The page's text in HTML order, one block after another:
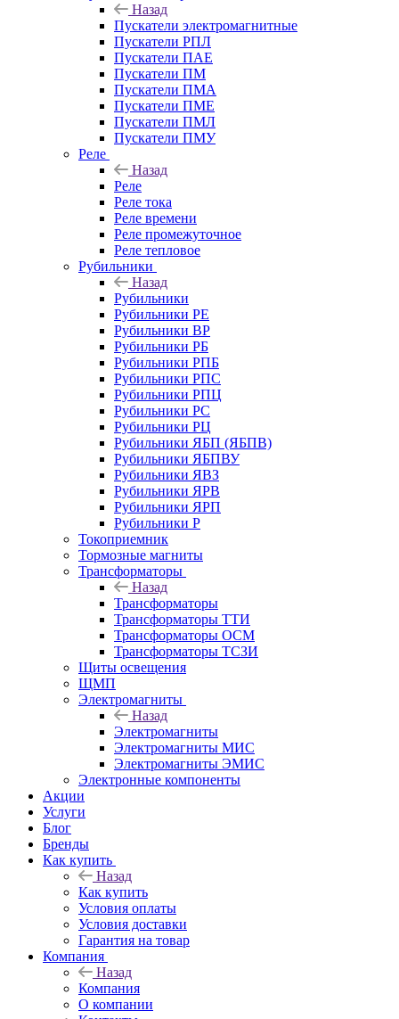
Назад
Пускатели электромагнитные
Пускатели РПЛ
Пускатели ПАЕ
Пускатели ПМ
Пускатели ПМА
Пускатели ПМЕ
Пускатели ПМЛ
Пускатели ПМУ
Реле
Назад
Реле
Реле тока
Реле времени
Реле промежуточное
Реле тепловое
Рубильники
Назад
Рубильники
Рубильники РЕ
Рубильники ВР
Рубильники РБ
Рубильники РПБ
Рубильники РПС
Рубильники РПЦ
Рубильники РС
Рубильники РЦ
Рубильники ЯБП (ЯБПВ)
Рубильники ЯБПВУ
Рубильники ЯВЗ
Рубильники ЯРВ
Рубильники ЯРП
Рубильники Р
Токоприемник
Тормозные магниты
Трансформаторы
Назад
Трансформаторы
Трансформаторы ТТИ
Трансформаторы ОСМ
Трансформаторы ТСЗИ
Щиты освещения
ЩМП
Электромагниты
Назад
Электромагниты
Электромагниты МИС
Электромагниты ЭМИС
Электронные компоненты
Акции
Услуги
Блог
Бренды
Как купить
Назад
Как купить
Условия оплаты
Условия доставки
Гарантия на товар
Компания
Назад
Компания
О компании